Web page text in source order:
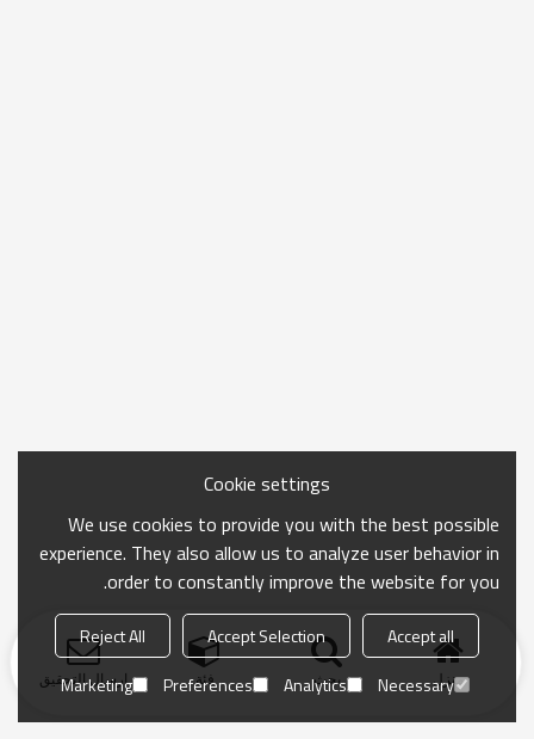
منزل بحث فئة ارسال التحقيق
Cookie settings
We use cookies to provide you with the best possible
experience. They also allow us to analyze user behavior in
order to constantly improve the website for you.
Accept all
Accept Selection
Reject All
Necessary
Analytics
Preferences
Marketing